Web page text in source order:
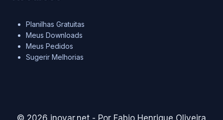
Planilhas Gratuitas
Meus Downloads
Meus Pedidos
Sugerir Melhorias
© 2026 inovar.net - Por Fabio Henrique Oliveira